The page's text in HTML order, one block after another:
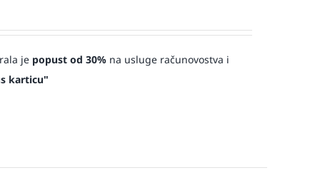
je popust od 30%na usluge računovostva i
karticu"